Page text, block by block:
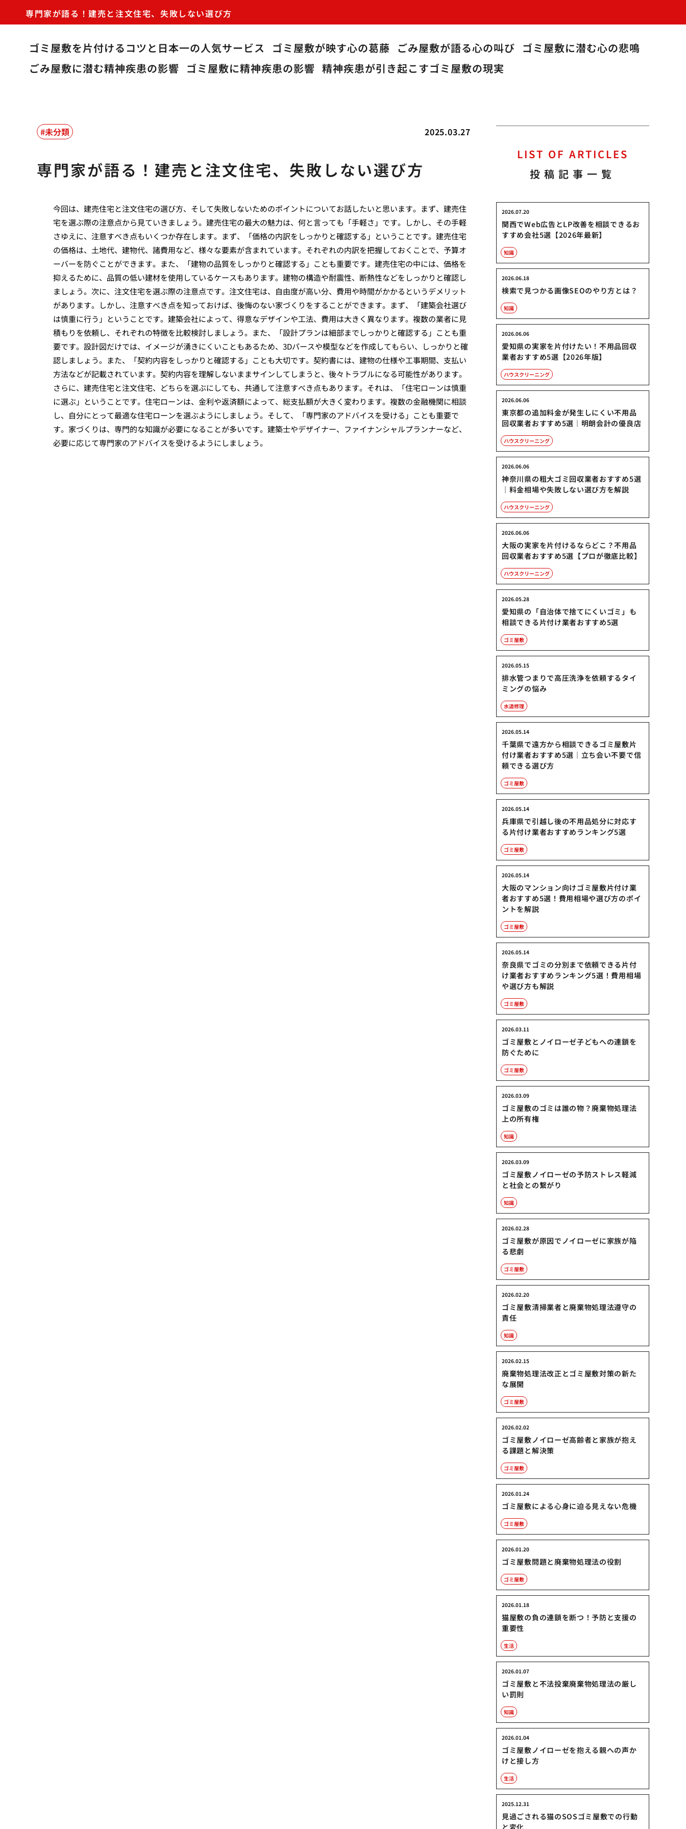
専門家が語る！建売と注文住宅、失敗しない選び方
ゴミ屋敷を片付けるコツと日本一の人気サービス ゴミ屋敷が映す心の葛藤 ごみ屋敷が語る心の叫び ゴミ屋敷に潜む心の悲鳴
ごみ屋敷に潜む精神疾患の影響 ゴミ屋敷に精神疾患の影響 精神疾患が引き起こすゴミ屋敷の現実
2025.03.27
未分類
専門家が語る！建売と注文住宅、失敗しない選び方
今回は、建売住宅と注文住宅の選び方、そして失敗しないためのポイントについてお話したいと思います。まず、建売住
宅を選ぶ際の注意点から見ていきましょう。建売住宅の最大の魅力は、何と言っても「手軽さ」です。しかし、その手軽
さゆえに、注意すべき点もいくつか存在します。まず、「価格の内訳をしっかりと確認する」ということです。建売住宅
の価格は、土地代、建物代、諸費用など、様々な要素が含まれています。それぞれの内訳を把握しておくことで、予算オ
ーバーを防ぐことができます。また、「建物の品質をしっかりと確認する」ことも重要です。建売住宅の中には、価格を
抑えるために、品質の低い建材を使用しているケースもあります。建物の構造や耐震性、断熱性などをしっかりと確認し
ましょう。次に、注文住宅を選ぶ際の注意点です。注文住宅は、自由度が高い分、費用や時間がかかるというデメリット
があります。しかし、注意すべき点を知っておけば、後悔のない家づくりをすることができます。まず、「建築会社選び
は慎重に行う」ということです。建築会社によって、得意なデザインや工法、費用は大きく異なります。複数の業者に見
積もりを依頼し、それぞれの特徴を比較検討しましょう。また、「設計プランは細部までしっかりと確認する」ことも重
要です。設計図だけでは、イメージが湧きにくいこともあるため、3Dパースや模型などを作成してもらい、しっかりと確
認しましょう。また、「契約内容をしっかりと確認する」ことも大切です。契約書には、建物の仕様や工事期間、支払い
方法などが記載されています。契約内容を理解しないままサインしてしまうと、後々トラブルになる可能性があります。
さらに、建売住宅と注文住宅、どちらを選ぶにしても、共通して注意すべき点もあります。それは、「住宅ローンは慎重
に選ぶ」ということです。住宅ローンは、金利や返済額によって、総支払額が大きく変わります。複数の金融機関に相談
し、自分にとって最適な住宅ローンを選ぶようにしましょう。そして、「専門家のアドバイスを受ける」ことも重要で
す。家づくりは、専門的な知識が必要になることが多いです。建築士やデザイナー、ファイナンシャルプランナーなど、
必要に応じて専門家のアドバイスを受けるようにしましょう。
LIST OF ARTICLES
投稿記事一覧
関西でWeb広告とLP改善を相談できるお
すすめ会社5選【2026年最新】
2026.07.20
知識
検索で見つかる画像SEOのやり方とは？
2026.06.18
知識
愛知県の実家を片付けたい！不用品回収
業者おすすめ5選【2026年版】
2026.06.06
ハウスクリーニング
東京都の追加料金が発生しにくい不用品
回収業者おすすめ5選｜明朗会計の優良店
2026.06.06
ハウスクリーニング
神奈川県の粗大ゴミ回収業者おすすめ5選
｜料金相場や失敗しない選び方を解説
2026.06.06
ハウスクリーニング
大阪の実家を片付けるならどこ？不用品
回収業者おすすめ5選【プロが徹底比較】
2026.06.06
ハウスクリーニング
愛知県の「自治体で捨てにくいゴミ」も
相談できる片付け業者おすすめ5選
2026.05.28
ゴミ屋敷
排水管つまりで高圧洗浄を依頼するタイ
ミングの悩み
2026.05.15
水道修理
千葉県で遠方から相談できるゴミ屋敷片
付け業者おすすめ5選｜立ち会い不要で信
頼できる選び方
2026.05.14
ゴミ屋敷
兵庫県で引越し後の不用品処分に対応す
る片付け業者おすすめランキング5選
2026.05.14
ゴミ屋敷
大阪のマンション向けゴミ屋敷片付け業
者おすすめ5選！費用相場や選び方のポイ
ントを解説
2026.05.14
ゴミ屋敷
奈良県でゴミの分別まで依頼できる片付
け業者おすすめランキング5選！費用相場
や選び方も解説
2026.05.14
ゴミ屋敷
ゴミ屋敷とノイローゼ子どもへの連鎖を
防ぐために
2026.03.11
ゴミ屋敷
ゴミ屋敷のゴミは誰の物？廃棄物処理法
上の所有権
2026.03.09
知識
ゴミ屋敷ノイローゼの予防ストレス軽減
と社会との繋がり
2026.03.09
知識
ゴミ屋敷が原因でノイローゼに家族が陥
る悲劇
2026.02.28
ゴミ屋敷
ゴミ屋敷清掃業者と廃棄物処理法遵守の
責任
2026.02.20
知識
廃棄物処理法改正とゴミ屋敷対策の新た
な展開
2026.02.15
ゴミ屋敷
ゴミ屋敷ノイローゼ高齢者と家族が抱え
る課題と解決策
2026.02.02
ゴミ屋敷
ゴミ屋敷による心身に迫る見えない危機
2026.01.24
ゴミ屋敷
ゴミ屋敷問題と廃棄物処理法の役割
2026.01.20
ゴミ屋敷
猫屋敷の負の連鎖を断つ！予防と支援の
重要性
2026.01.18
生活
ゴミ屋敷と不法投棄廃棄物処理法の厳し
い罰則
2026.01.07
知識
ゴミ屋敷ノイローゼを抱える親への声か
けと接し方
2026.01.04
生活
見過ごされる猫のSOSゴミ屋敷での行動
と変化
2025.12.31